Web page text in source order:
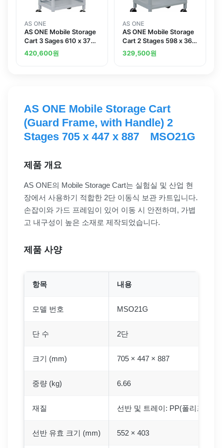
AS ONE
AS ONE Mobile Storage
Cart 3 Sages 610 x 370
x 885 Including Drawer
Guard Frame Handle
420,600원
AS ONE
AS ONE Mobile Storage
Cart 2 Stages 598 x 368
x 839 Including Drawer
Handle MSO11C
329,500원
AS ONE Mobile Storage Cart
(Guard Frame, with Handle) 2
Stages 705 x 447 x 887 MSO21G
제품 개요
AS ONE의 Mobile Storage Cart는 실험실 및 산업 현
장에서 사용하기 적합한 2단 이동식 보관 카트입니다.
손잡이와 가드 프레임이 있어 이동 시 안전하며, 가볍
고 내구성이 높은 소재로 제작되었습니다.
제품 사양
항목 내용
모델 번호 MSO21G
단 수 2단
크기 (mm) 705 × 447 × 887
중량 (kg) 6.66
재질 선반 및 트레이: PP(폴리프로필
선반 유효 크기 (mm) 552 × 403